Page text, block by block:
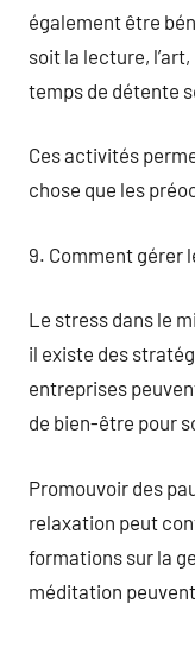
également être
soit la lecture,
temps de détente
Ces activités
chose que les
9. Comment gérer
Le stress dans le
il existe des
entreprises
de bien-être pour
Promouvoir des
relaxation peut
formations sur la
méditation